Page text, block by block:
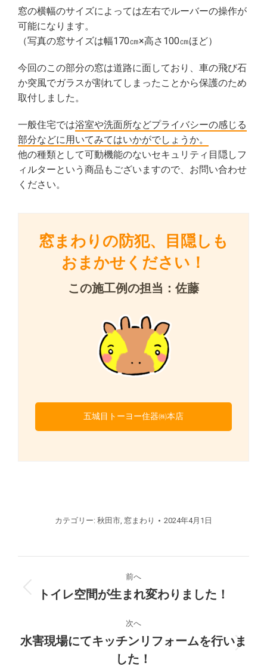
窓の横幅のサイズによっては左右でルーバーの操作が
可能になります。
（写真の窓サイズは幅170㎝×高さ100㎝ほど）
今回のこの部分の窓は道路に面しており、車の飛び石
か突風でガラスが割れてしまったことから保護のため
取付しました。
一般住宅では浴室や洗面所などプライバシーの感じる
部分などに用いてみてはいかがでしょうか。
他の種類として可動機能のないセキュリティ目隠しフ
ィルターという商品もございますので、お問い合わせ
ください。
窓まわりの防犯、目隠しも
おまかせください！
この施工例の担当：佐藤
五城目トーヨー住器㈱本店
カテゴリー: 秋田市 窓まわり 2024年4月1日
ロ
ェ
前へ
前
プ
ロ
ジ
トイレ空間が生まれ変わりました！
次へ
水害現場にてキッチンリフォームを行いま
した！